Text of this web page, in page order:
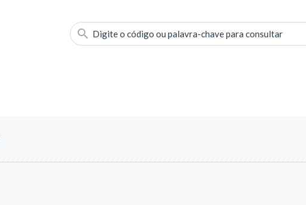
Digite o código ou palavra-chave para consultar